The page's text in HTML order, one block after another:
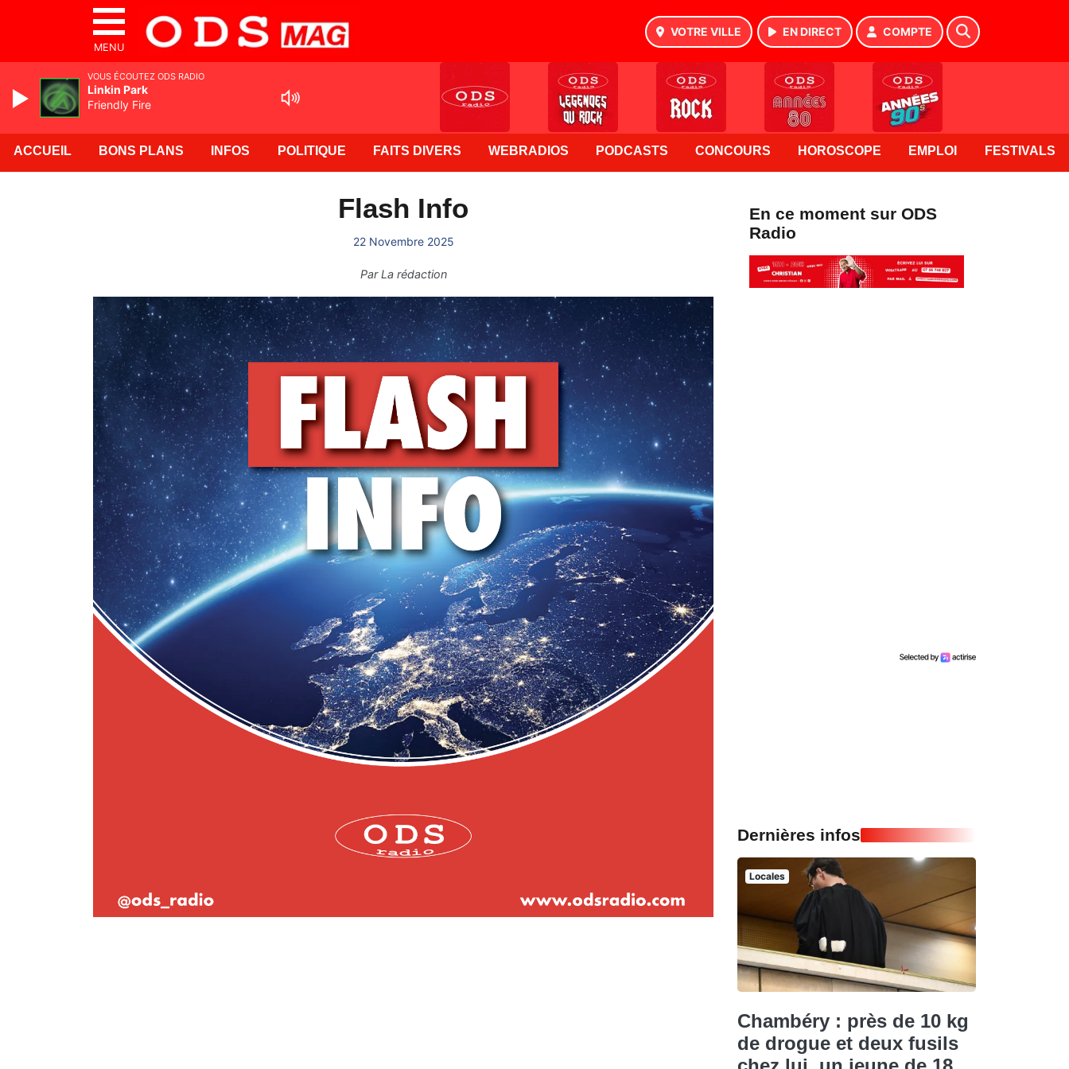
MENU
VOTRE VILLE EN DIRECT COMPTE
ACCUEIL BONS PLANS INFOS POLITIQUE FAITS DIVERS WEBRADIOS PODCASTS CONCOURS HOROSCOPE EMPLOI FESTIVALS
Flash Info
22 Novembre 2025
ParLa rédaction
En ce moment sur ODS
Radio
Dernières infos
Locales
Chambéry : près de 10 kg
de drogue et deux fusils
VOUS ÉCOUTEZ ODS RADIO
Linkin Park
Friendly Fire